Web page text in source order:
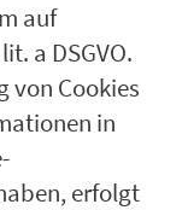
auf
a DSGVO.
von Cookies
in
erfolgt